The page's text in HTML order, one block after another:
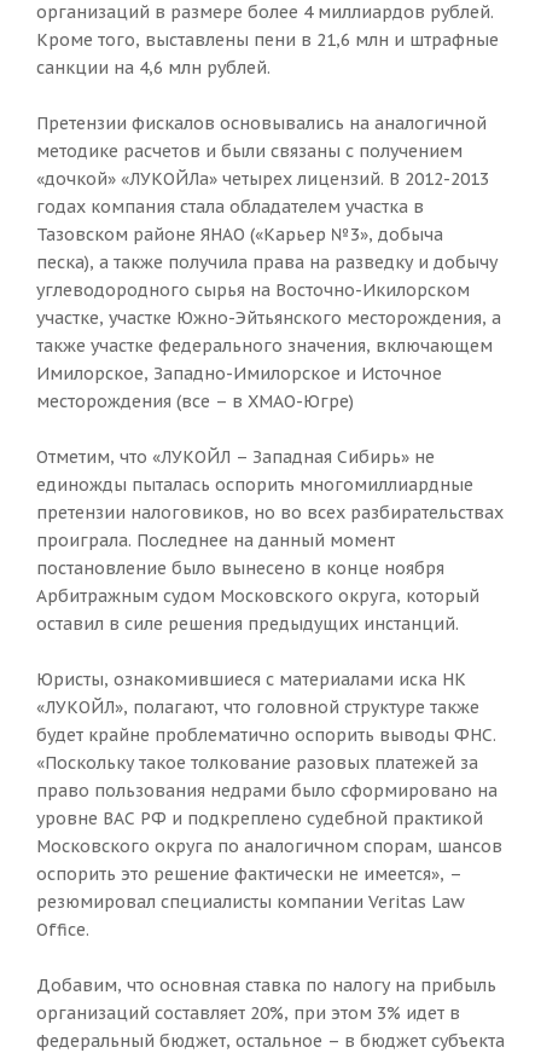
организаций в размере более 4 миллиардов рублей.
Кроме того, выставлены пени в 21,6 млн и штрафные
санкции на 4,6 млн рублей.
Претензии фискалов основывались на аналогичной
методике расчетов и были связаны с получением
«дочкой» «ЛУКОЙЛа» четырех лицензий. В 2012-2013
годах компания стала обладателем участка в
Тазовском районе ЯНАО («Карьер №3», добыча
песка), а также получила права на разведку и добычу
углеводородного сырья на Восточно-Икилорском
участке, участке Южно-Эйтьянского месторождения, а
также участке федерального значения, включающем
Имилорское, Западно-Имилорское и Источное
месторождения (все – в ХМАО-Югре)
Отметим, что «ЛУКОЙЛ – Западная Сибирь» не
единожды пыталась оспорить многомиллиардные
претензии налоговиков, но во всех разбирательствах
проиграла. Последнее на данный момент
постановление было вынесено в конце ноября
Арбитражным судом Московского округа, который
оставил в силе решения предыдущих инстанций.
Юристы, ознакомившиеся с материалами иска НК
«ЛУКОЙЛ», полагают, что головной структуре также
будет крайне проблематично оспорить выводы ФНС.
«Поскольку такое толкование разовых платежей за
право пользования недрами было сформировано на
уровне ВАС РФ и подкреплено судебной практикой
Московского округа по аналогичном спорам, шансов
оспорить это решение фактически не имеется», –
резюмировал специалисты компании Veritas Law
Office.
Добавим, что основная ставка по налогу на прибыль
организаций составляет 20%, при этом 3% идет в
федеральный бюджет, остальное – в бюджет субъекта